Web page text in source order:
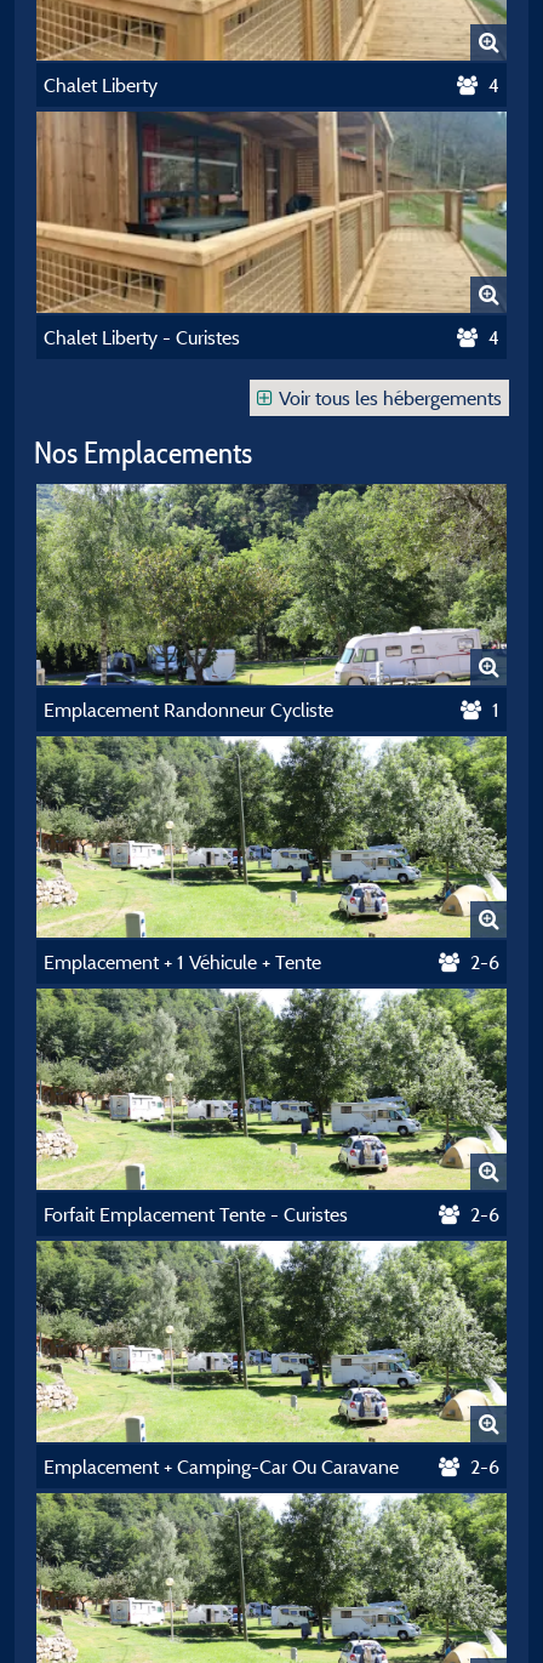
Chalet Liberty 4
Chalet Liberty - Curistes 4
Voir tous les hébergements
Nos Emplacements
Emplacement Randonneur Cycliste 1
Emplacement + 1 Véhicule + Tente 2-6
Forfait Emplacement Tente - Curistes 2-6
Emplacement + Camping-Car Ou Caravane 2-6